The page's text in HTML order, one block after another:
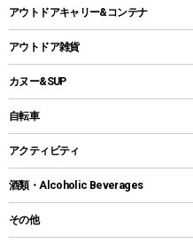
パラソル
テントアクセサリー
ペグ
グランドシート
ガイドロープ
ツール
キャンドル
パーティータイプグリル
鉄板、アミ
焚き火台&ストーブ
火起こし
バーベキューツール
クッカーセット
シェラカップ
クッキングツール
ナイフ
カトラリー
コップ付きタイプ
ワンタッチタイプ
プラスチックボトル
ディズニーボトル
クーラーボックス
クーラーバッグ
ウォータージャグ
保冷剤
アウトドアキャリー&コンテナ
アウトドアキャリー
アウトドア雑貨
バックパック&バッグ
リュック、バックパック
トートバッグ、サコッシュ
ショッピングキャリー
その他アウトドア雑貨
カヌー&SUP
インフレータブル
カヤック
パドル
自転車
折りたたみ自転車
スポーツサイクル
シティサイクル
アクティビティ
マリン
ラッシュガード
酒類・Alcoholic Beverages
その他